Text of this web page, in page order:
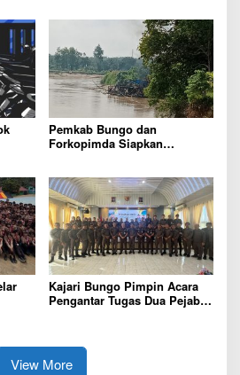
Pemkab Bungo dan
Forkopimda Siapkan
Dari Panglima TNI dan Mabes
polri Pusat
Dini
Kajari Bungo Pimpin Acara
Pengantar Tugas Dua Pejabat
View More